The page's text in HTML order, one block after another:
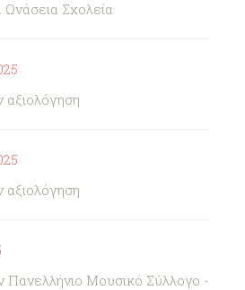
Ωνάσεια Σχολεία
αξιολόγηση
αξιολόγηση
Πανελλήνιο Μουσικό Σύλλογο -